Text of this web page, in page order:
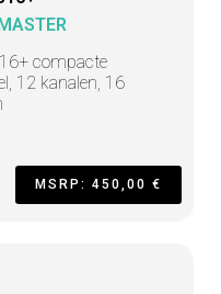
compacte
12 kanalen, 16
MSRP: 450,00 €